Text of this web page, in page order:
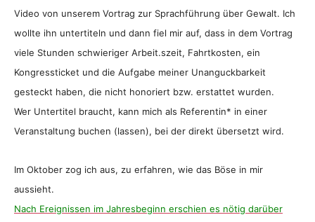
Video von unserem Vortrag zur Sprachführung über Gewalt. Ich
wollte ihn untertiteln und dann fiel mir auf, dass in dem Vortrag
viele Stunden schwieriger Arbeit.szeit, Fahrtkosten, ein
Kongressticket und die Aufgabe meiner Unanguckbarkeit
gesteckt haben, die nicht honoriert bzw. erstattet wurden.
Wer Untertitel braucht, kann mich als Referentin* in einer
Veranstaltung buchen (lassen), bei der direkt übersetzt wird.
Im Oktober zog ich aus, zu erfahren, wie das Böse in mir
aussieht.
Nach Ereignissen im Jahresbeginn erschien es nötig darüber